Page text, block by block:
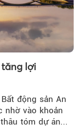
tăng lợi
động sản An
nhờ vào khoản
tóm dự án...